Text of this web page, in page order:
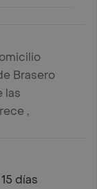
Brasero
las
,
días